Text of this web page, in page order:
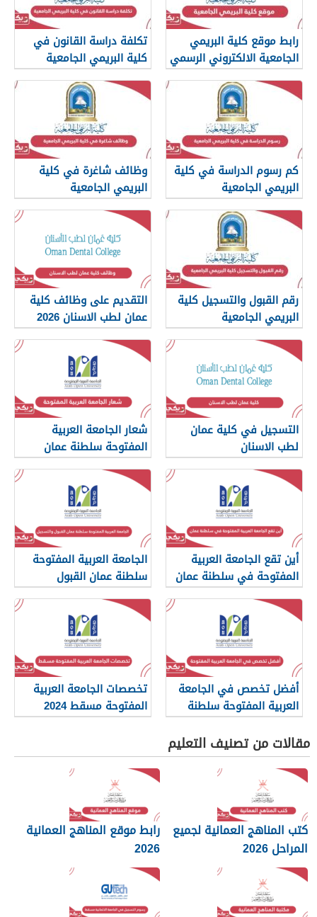
رابط موقع كلية البريمي
الجامعية الالكتروني الرسمي
buc.edu.om
تكلفة دراسة القانون في
كلية البريمي الجامعية
كم رسوم الدراسة في كلية
البريمي الجامعية
وظائف شاغرة في كلية
البريمي الجامعية
رقم القبول والتسجيل كلية
البريمي الجامعية
التقديم على وظائف كلية
عمان لطب الاسنان 2026
التسجيل في كلية عمان
لطب الاسنان
شعار الجامعة العربية
المفتوحة سلطنة عمان
أين تقع الجامعة العربية
المفتوحة في سلطنة عمان
الجامعة العربية المفتوحة
سلطنة عمان القبول
والتسجيل
أفضل تخصص في الجامعة
العربية المفتوحة سلطنة
عمان
تخصصات الجامعة العربية
المفتوحة مسقط 2024
مقالات من تصنيف التعليم
كتب المناهج العمانية لجميع
المراحل 2026
رابط موقع المناهج العمانية
2026